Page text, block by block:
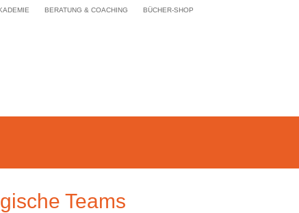
BERATUNG & COACHING BÜCHER-SHOP
Teams